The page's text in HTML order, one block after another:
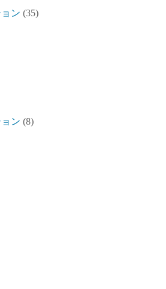
ン (35)
ン (8)